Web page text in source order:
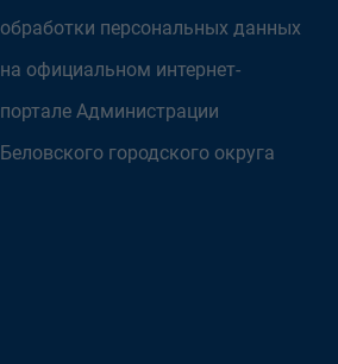
обработки персональных данных
на официальном интернет-
портале Администрации
Беловского городского округа